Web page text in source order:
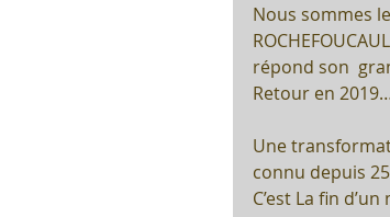
Nous sommes
répond son
Retour en
Une
connu depuis
C’est La fin